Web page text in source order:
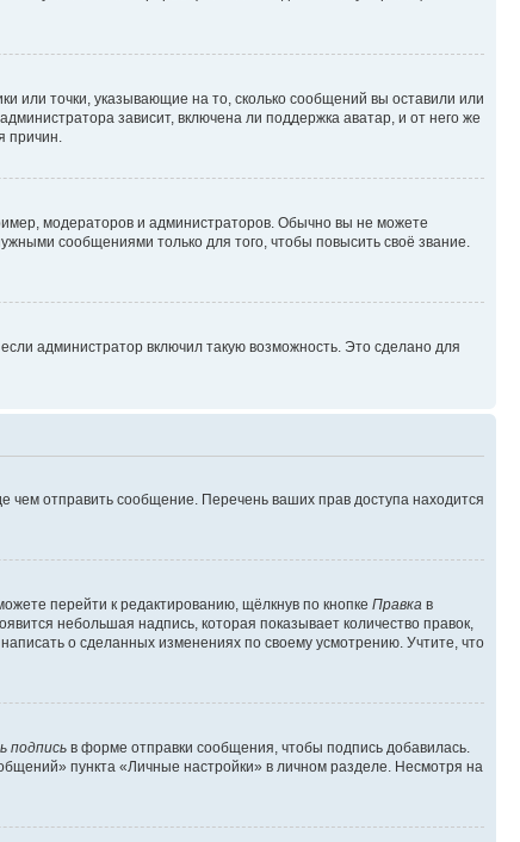
или точки, указывающие на то, сколько сообщений вы оставили или
зависит, включена ли поддержка аватар, и от него же
причин.
модераторов и администраторов. Обычно вы не можете
сообщениями только для того, чтобы повысить своё звание.
администратор включил такую возможность. Это сделано для
отправить сообщение. Перечень ваших прав доступа находится
перейти к редактированию, щёлкнув по кнопке Правка в
небольшая надпись, которая показывает количество правок,
о сделанных изменениях по своему усмотрению. Учтите, что
подпись в форме отправки сообщения, чтобы подпись добавилась.
пункта «Личные настройки» в личном разделе. Несмотря на